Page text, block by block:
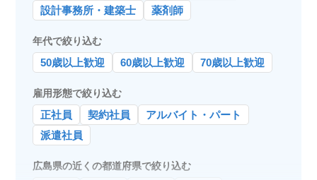
設計事務所・建築士
薬剤師
年代で絞り込む
50歳以上歓迎 60歳以上歓迎 70歳以上歓迎
雇用形態で絞り込む
正社員 契約社員
アルバイト・パート
派遣社員
広島県の近くの都道府県で絞り込む